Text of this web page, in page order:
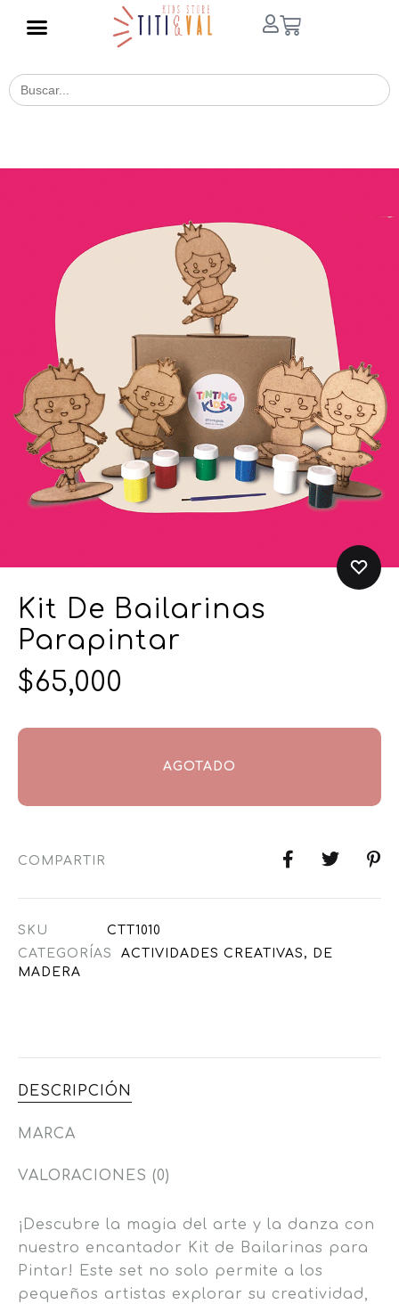
Buscar
for:
Kit De Bailarinas
Parapintar
$65,000
AGOTADO
COMPARTIR
SKU
CTT1010
CATEGORÍAS
ACTIVIDADES CREATIVAS ,
DE
MADERA
DESCRIPCIÓN
MARCA
VALORACIONES (0)
¡Descubre la magia del arte y la danza con
nuestro encantador Kit de Bailarinas para
Pintar! Este set no solo permite a los
pequeños artistas explorar su creatividad,